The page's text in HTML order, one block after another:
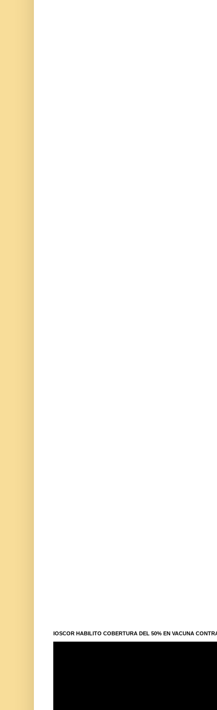
IOSCOR HABILITO COBERTURA DEL 50% EN VACUNA